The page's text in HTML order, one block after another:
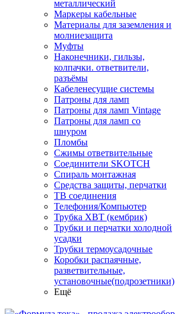
металлический
Маркеры кабельные
Материалы для заземления и
молниезащита
Муфты
Наконечники, гильзы,
колпачки. ответвители,
разъёмы
Кабеленесущие системы
Патроны для ламп
Патроны для ламп Vintage
Патроны для ламп со
шнуром
Пломбы
Сжимы ответвительные
Соединители SKOTCH
Спираль монтажная
Средства защиты, перчатки
ТВ соединения
Телефония/Компьютер
Трубка ХВТ (кембрик)
Трубки и перчатки холодной
усадки
Трубки термоусадочные
Коробки распаячные,
разветвительные,
установочные(подрозетники)
Ещё